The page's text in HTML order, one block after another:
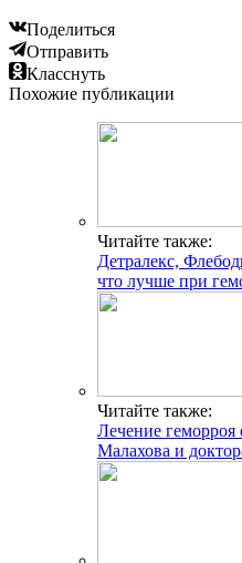
Поделиться
Отправить
Класснуть
Похожие публикации
Читайте также:
Детралекс,
что лучше при
Читайте также:
Лечение геморроя
Малахова и